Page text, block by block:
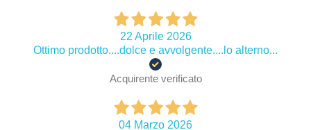
22 Aprile 2026
Ottimo prodotto....dolce e avvolgente....lo alterno...
Acquirente verificato
04 Marzo 2026